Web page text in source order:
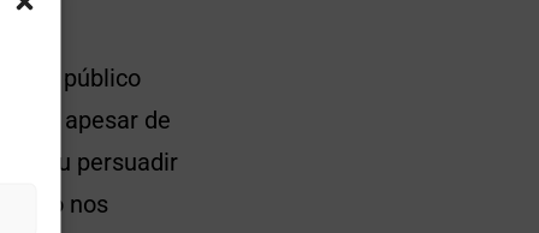
ao público
apesar de
persuadir
nos